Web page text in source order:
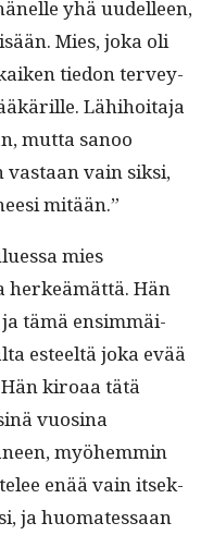
yhä uudelleen,
Mies, joka oli
tiedon ter­vey­
Lähi­hoita­ja
mut­ta sanoo
vas­taan vain sik­si,
mitään.”
mies
herkeämät­tä. Hän
tämä ensim­mäi­
esteeltä joka evää
kiroaa tätä
vuosi­na
myöhem­min
enää vain itsek­
ja huo­mates­saan